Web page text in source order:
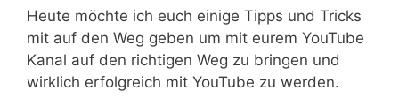
Heute möchte ich euch einige Tipps und Tricks
mit auf den Weg geben um mit eurem YouTube
Kanal auf den richtigen Weg zu bringen und
wirklich erfolgreich mit YouTube zu werden.